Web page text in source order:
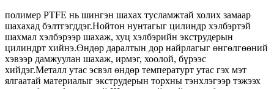
полимер PTFE нь шингэн шахах тусламжтай холих замаар
шахахад бэлтгэгддэг.Нойтон нунтагыг цилиндр хэлбэртэй
шахмал хэлбэрээр шахаж, хуц хэлбэрийн экструдерын
цилиндрт хийнэ.Өндөр даралтын дор найрлагыг өнгөлгөөний
хэвээр дамжуулан шахаж, ирмэг, хоолой, бүрээс
хийдэг.Металл утас эсвэл өндөр температурт утас гэх мэт
ялгаатай материалыг экструдерын торхны тэнхлэгээр тэжээх